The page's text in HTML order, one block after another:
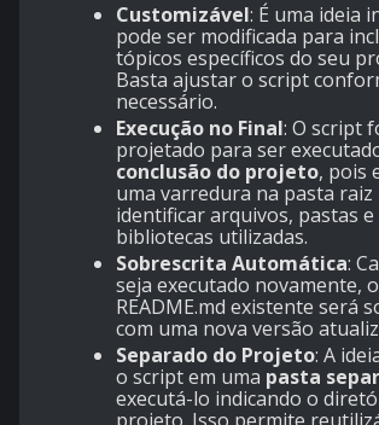
Customizável: É uma ideia
pode ser modificada para
tópicos específicos do seu
Basta ajustar o script
necessário.
Execução no Final: O script
projetado para ser
conclusão do projeto, pois
uma varredura na pasta raiz
identificar arquivos, pastas e
bibliotecas utilizadas.
Sobrescrita Automática:
seja executado novamente, o
README.md existente será
com uma nova versão
Separado do Projeto: A
o script em uma pasta
executá-lo indicando o